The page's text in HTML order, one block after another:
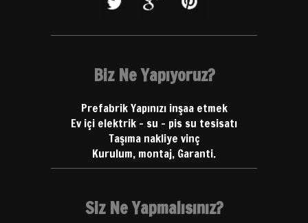
Biz Ne Yapıyoruz?
Prefabrik Yapınızı inşaa etmek
Ev içi elektrik - su - pis su tesisatı
Taşıma nakliye vinç
Kurulum, montaj, Garanti.
Siz Ne Yapmalısınız?